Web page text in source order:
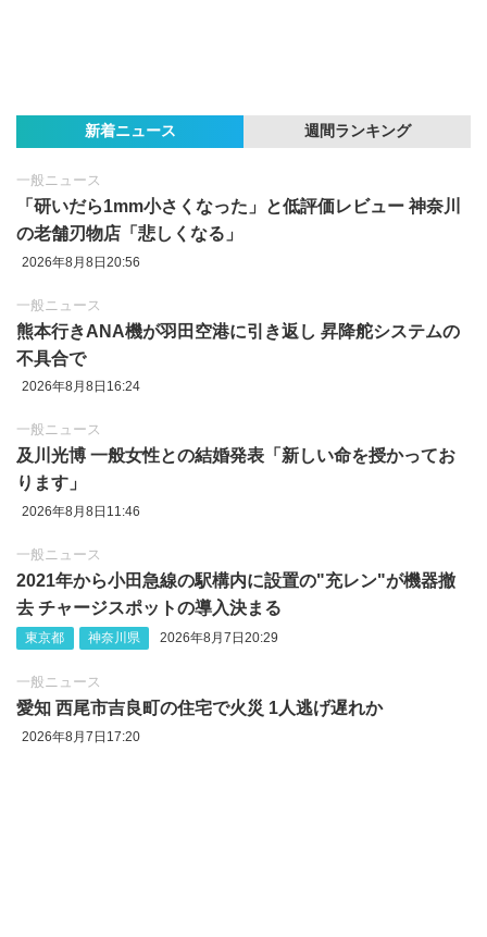
新着ニュース 週間ランキング
一般ニュース
「研いだら1mm小さくなった」と低評価レビュー 神奈川
の老舗刃物店「悲しくなる」
2026年8月8日20:56
一般ニュース
熊本行きANA機が羽田空港に引き返し 昇降舵システムの
不具合で
2026年8月8日16:24
一般ニュース
及川光博 一般女性との結婚発表「新しい命を授かってお
ります」
2026年8月8日11:46
一般ニュース
2021年から小田急線の駅構内に設置の"充レン"が機器撤
去 チャージスポットの導入決まる
東京都 神奈川県 2026年8月7日20:29
一般ニュース
愛知 西尾市吉良町の住宅で火災 1人逃げ遅れか
2026年8月7日17:20